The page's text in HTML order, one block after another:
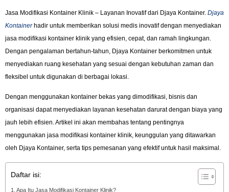
Jasa Modifikasi Kontainer Klinik – Layanan Inovatif dari Djaya Kontainer. Djaya
Kontainerhadir untuk memberikan solusi medis inovatif dengan menyediakan
jasa modifikasi kontainer klinik yang efisien, cepat, dan ramah lingkungan.
Dengan pengalaman bertahun-tahun, Djaya Kontainer berkomitmen untuk
menyediakan ruang kesehatan yang sesuai dengan kebutuhan zaman dan
fleksibel untuk digunakan di berbagai lokasi.
Dengan menggunakan kontainer bekas yang dimodifikasi, bisnis dan
organisasi dapat menyediakan layanan kesehatan darurat dengan biaya yang
jauh lebih efisien. Artikel ini akan membahas tentang pentingnya
menggunakan jasa modifikasi kontainer klinik, keunggulan yang ditawarkan
oleh Djaya Kontainer, serta tips pemesanan yang efektif untuk hasil maksimal.
Daftar isi:
Apa Itu Jasa Modifikasi Kontainer Klinik?